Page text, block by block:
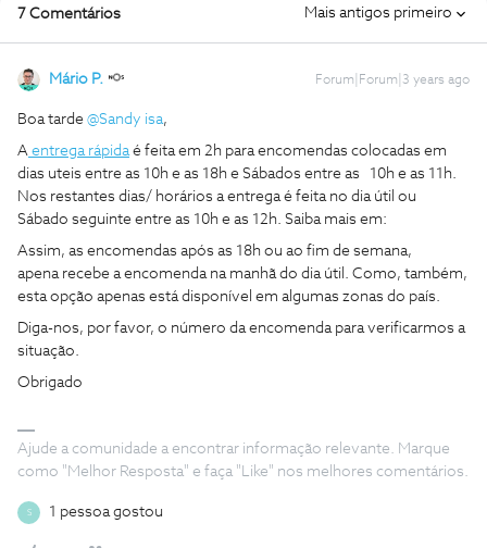
7 Comentários Mais antigos primeiro
Mário P. Forum|Forum|3 years ago
Boa tarde @Sandy isa,
A entrega rápidaé feita em 2h para encomendas colocadas em
dias uteis entre as 10h e as 18h e Sábados entre as 10h e as 11h.
Nos restantes dias/ horários a entrega é feita no dia útil ou
Sábado seguinte entre as 10h e as 12h. Saiba mais em:
Assim, as encomendas após as 18h ou ao fim de semana,
apena recebe a encomenda na manhã do dia útil. Como, também,
esta opção apenas está disponível em algumas zonas do país.
Diga-nos, por favor, o número da encomenda para verificarmos a
situação.
Obrigado
Ajude a comunidade a encontrar informação relevante. Marque
como "Melhor Resposta" e faça "Like" nos melhores comentários.
S 1 pessoa gostou